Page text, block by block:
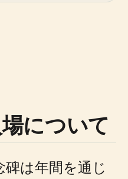
について
は年間を通じ